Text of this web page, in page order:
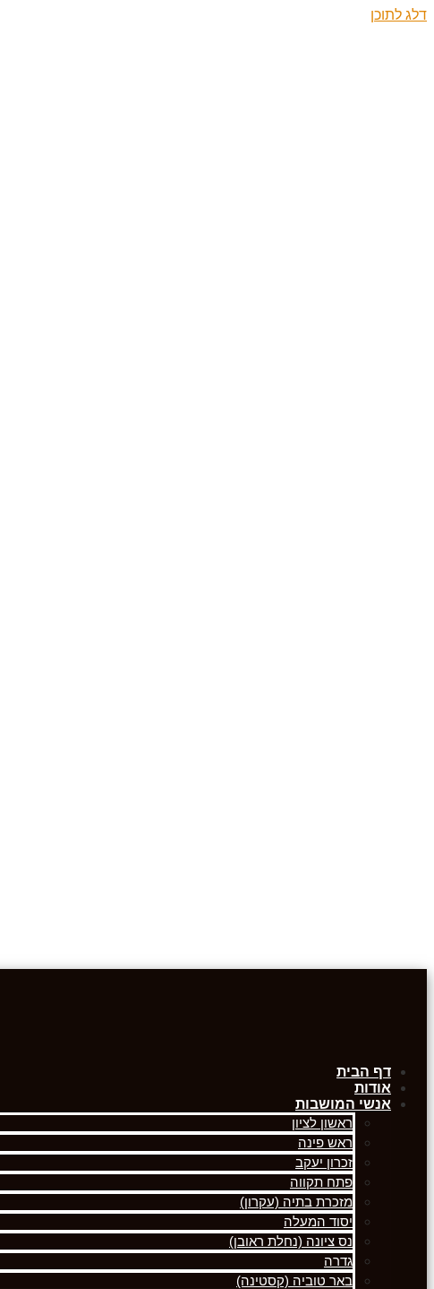
דלג לתוכן
דף הבית
אודות
אנשי המושבות
ראשון לציון
ראש פינה
זכרון יעקב
פתח תקווה
מזכרת בתיה (עקרון)
יסוד המעלה
נס ציונה (נחלת ראובן)
גדרה
באר טוביה (קסטינה)